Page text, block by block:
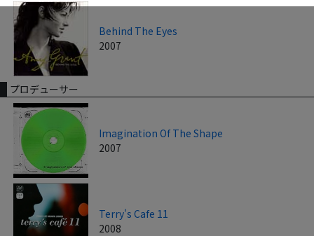
Behind The Eyes
2007
プロデューサー
Imagination Of The Shape
2007
Terry's Cafe 11
2008